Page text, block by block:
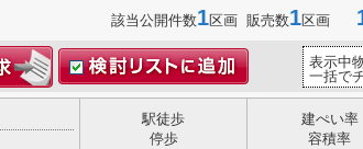
該当公開件数1区画 販売数1区画
表示中
一括で
駅徒歩
停歩
建ぺい率
容積率